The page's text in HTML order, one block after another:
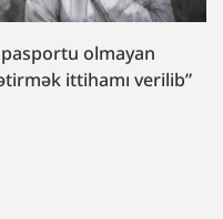
pasportu olmayan
ittihamı verilib”